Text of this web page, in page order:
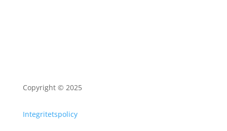
Copyright © 2025
Integritetspolicy